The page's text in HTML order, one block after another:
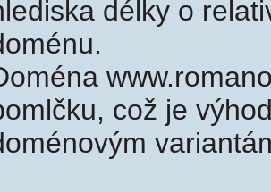
délky o
což je